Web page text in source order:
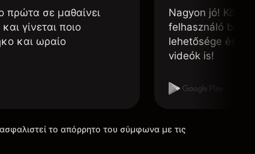
πρώτα σε μαθαίνει
γίνεται ποιο
και ωραίο
Nagyon jó!
felhasználó
lehetősége és,
videók is!
το απόρρητο του σύμφωνα με τις